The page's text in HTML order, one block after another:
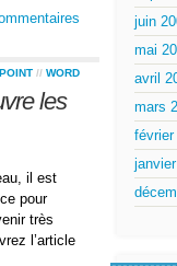
// WORD
les
il est
pour
très
l’article
juin
mai
avril
mars
février